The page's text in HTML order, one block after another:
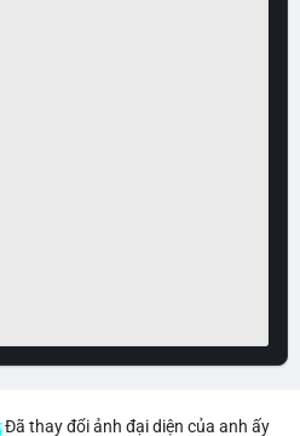
Đã thay đổi ảnh đại diện của anh ấy